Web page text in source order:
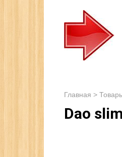
Главная >
Dao